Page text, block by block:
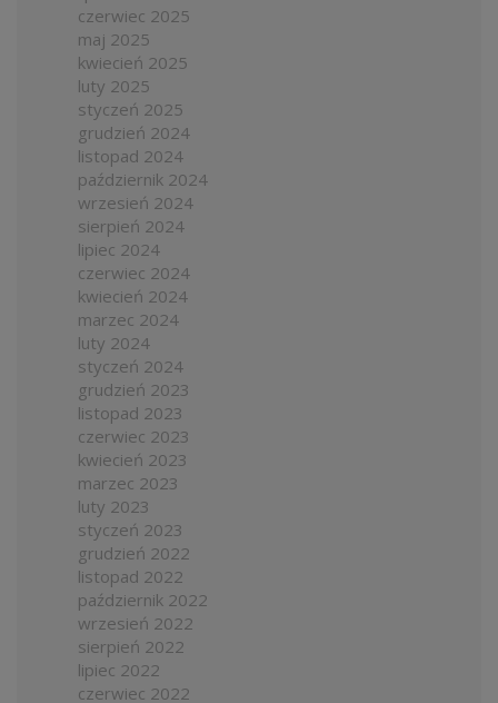
czerwiec 2025
maj 2025
kwiecień 2025
luty 2025
styczeń 2025
grudzień 2024
listopad 2024
październik 2024
wrzesień 2024
sierpień 2024
lipiec 2024
czerwiec 2024
kwiecień 2024
marzec 2024
luty 2024
styczeń 2024
grudzień 2023
listopad 2023
czerwiec 2023
kwiecień 2023
marzec 2023
luty 2023
styczeń 2023
grudzień 2022
listopad 2022
październik 2022
wrzesień 2022
sierpień 2022
lipiec 2022
czerwiec 2022